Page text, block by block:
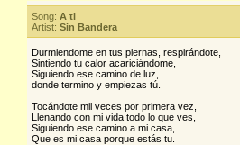
Song: A ti
Artist: Sin Bandera
Durmiendome en tus piernas, respirándote,
Sintiendo tu calor acariciándome,
Siguiendo ese camino de luz,
donde termino y empiezas tú.
Tocándote mil veces por primera vez,
Llenando con mi vida todo lo que ves,
Siguiendo ese camino a mi casa,
Que es mi casa porque estás tu.